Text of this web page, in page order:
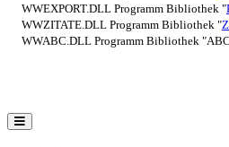
WWEXPORT.DLL Programm Bibliothek "
WWZITATE.DLL Programm Bibliothek "
WWABC.DLL Programm Bibliothek